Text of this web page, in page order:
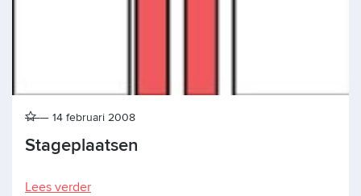
Stageplaatsen
14 februari 2008
Lees verder